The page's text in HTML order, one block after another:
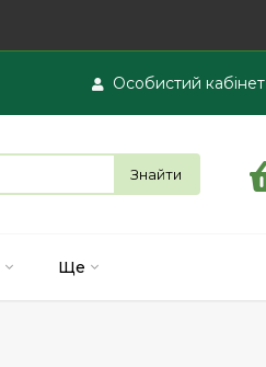
Особистий кабінет
Вхід
Реєстрація
Знайти
Ще